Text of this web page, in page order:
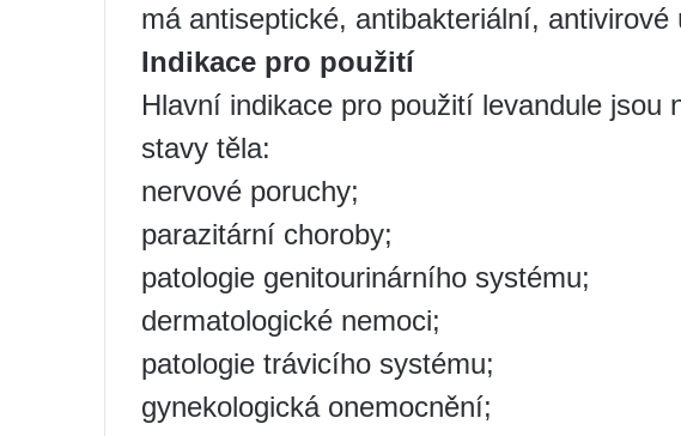
má antiseptické, antibakteriální, antivirové
Indikace pro použití
Hlavní indikace pro použití levandule jsou
stavy těla:
nervové poruchy;
parazitární choroby;
patologie genitourinárního systému;
dermatologické nemoci;
patologie trávicího systému;
gynekologická onemocnění;